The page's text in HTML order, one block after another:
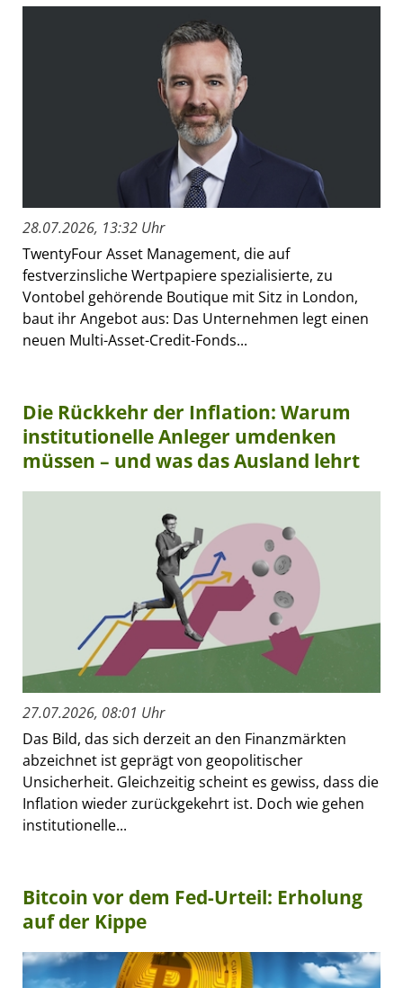
28.07.2026, 13:32 Uhr
TwentyFour Asset Management, die auf
festverzinsliche Wertpapiere spezialisierte, zu
Vontobel gehörende Boutique mit Sitz in London,
baut ihr Angebot aus: Das Unternehmen legt einen
neuen Multi-Asset-Credit-Fonds...
Die Rückkehr der Inflation: Warum
institutionelle Anleger umdenken
müssen – und was das Ausland lehrt
27.07.2026, 08:01 Uhr
Das Bild, das sich derzeit an den Finanzmärkten
abzeichnet ist geprägt von geopolitischer
Unsicherheit. Gleichzeitig scheint es gewiss, dass die
Inflation wieder zurückgekehrt ist. Doch wie gehen
institutionelle...
Bitcoin vor dem Fed-Urteil: Erholung
auf der Kippe